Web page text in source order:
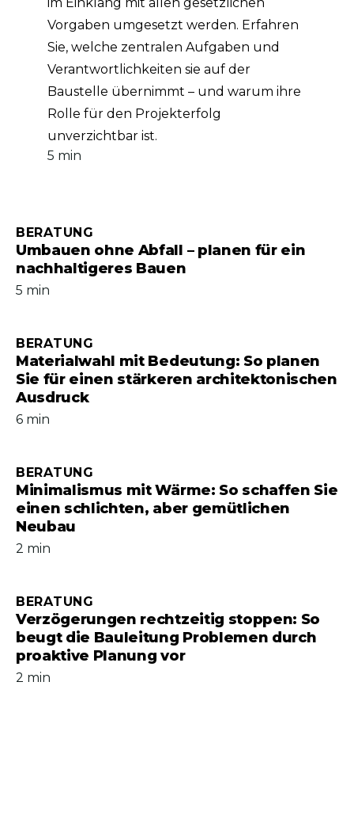
5 min
Vorgaben umgesetzt werden. Erfahren
Sie, welche zentralen Aufgaben und
Verantwortlichkeiten sie auf der
Baustelle übernimmt – und warum ihre
Rolle für den Projekterfolg
unverzichtbar ist.
Umbauen ohne Abfall – planen für ein
nachhaltigeres Bauen
BERATUNG
5 min
Materialwahl mit Bedeutung: So planen
Sie für einen stärkeren architektonischen
Ausdruck
BERATUNG
6 min
Minimalismus mit Wärme: So schaffen Sie
einen schlichten, aber gemütlichen
Neubau
BERATUNG
2 min
Verzögerungen rechtzeitig stoppen: So
beugt die Bauleitung Problemen durch
proaktive Planung vor
BERATUNG
2 min